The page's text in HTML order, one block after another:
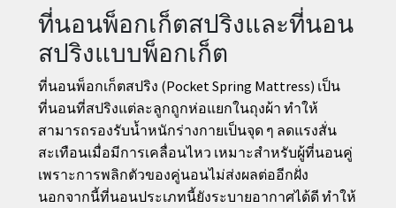
ที่นอนพ็อกเก็ตสปริงและที่นอน
สปริงแบบพ็อกเก็ต
ที่นอนพ็อกเก็ตสปริง (Pocket Spring Mattress) เป็น
ที่นอนที่สปริงแต่ละลูกถูกห่อแยกในถุงผ้า ทำให้
สามารถรองรับน้ำหนักร่างกายเป็นจุด ๆ ลดแรงสั่น
สะเทือนเมื่อมีการเคลื่อนไหว เหมาะสำหรับผู้ที่นอนคู่
เพราะการพลิกตัวของคู่นอนไม่ส่งผลต่ออีกฝั่ง
นอกจากนี้ที่นอนประเภทนี้ยังระบายอากาศได้ดี ทำให้